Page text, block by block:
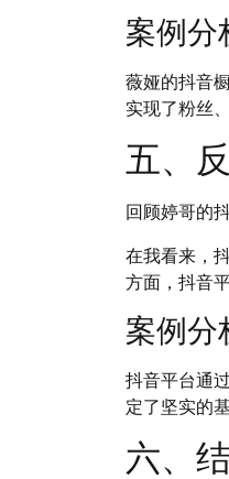
案例分
薇娅的抖音
实现了粉丝
五、
回顾婷哥的
在我看来，
方面，抖音
案例分
抖音平台通
定了坚实的基
六、